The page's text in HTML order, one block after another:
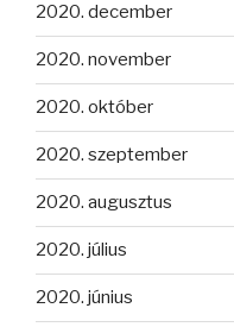
2020. december
2020. november
2020. október
2020. szeptember
2020. augusztus
2020. július
2020. június